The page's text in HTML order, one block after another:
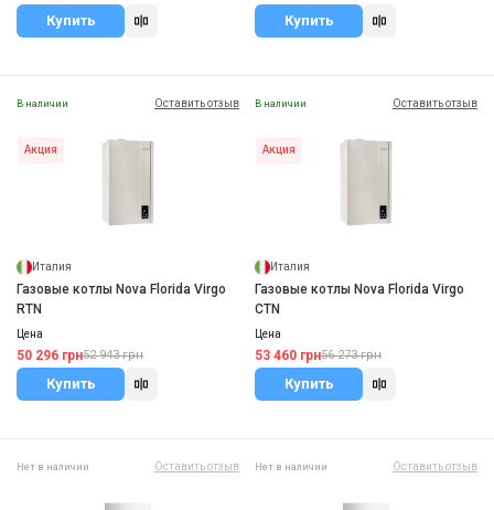
Купить Купить
В наличии Оставить отзыв
Акция
Италия
Газовые котлы Nova Florida Virgo
RTN
Цена
50 296 грн52 943 грн
Купить
В наличии Оставить отзыв
Акция
Италия
Газовые котлы Nova Florida Virgo
CTN
Цена
53 460 грн56 273 грн
Купить
Нет в наличии Оставить отзыв Нет в наличии Оставить отзыв